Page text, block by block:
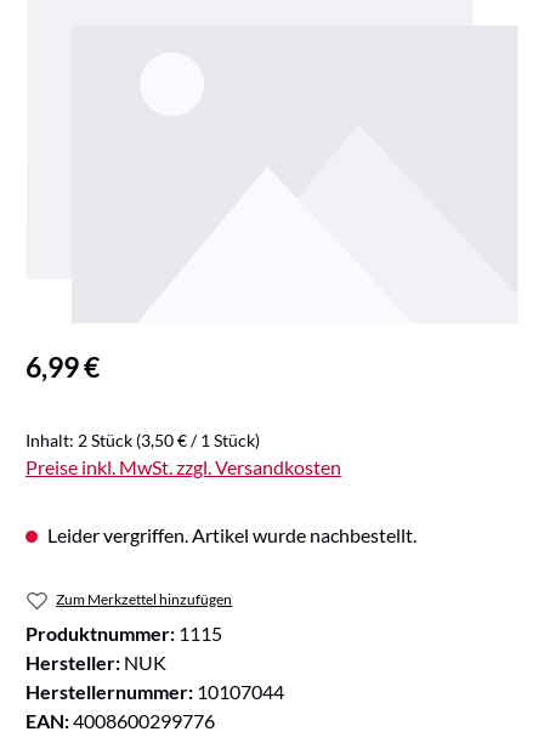
Regulärer Preis:
6,99 €
Inhalt: 2 Stück (3,50 € / 1 Stück)
Preise inkl. MwSt. zzgl. Versandkosten
Leider vergriffen. Artikel wurde nachbestellt.
Zum Merkzettel hinzufügen
Produktnummer: 1115
Hersteller: NUK
Herstellernummer: 10107044
EAN:4008600299776